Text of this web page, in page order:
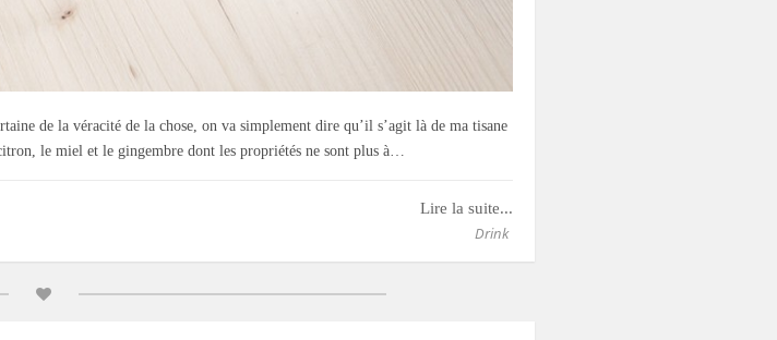
de la véracité de la chose, on va simplement dire qu’il s’agit là de ma tisane
le miel et le gingembre dont les propriétés ne sont plus à…
Lire la suite...
Drink